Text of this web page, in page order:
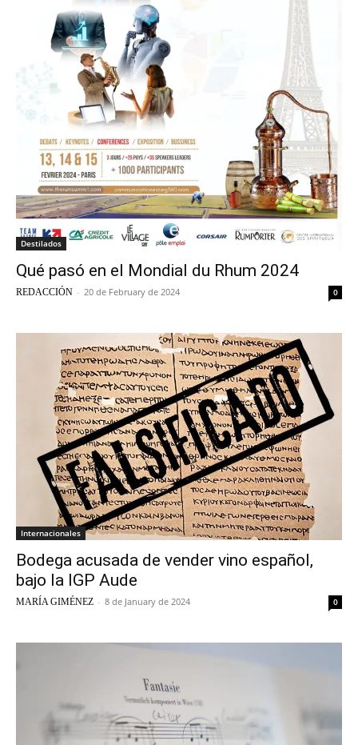
Destilados
Qué pasó en el Mondial du Rhum 2024
REDACCIÓN - 20 de February de 2024 0
Internacionales
Bodega acusada de vender vino español,
bajo la IGP Aude
MARÍA GIMÉNEZ - 8 de January de 2024 0